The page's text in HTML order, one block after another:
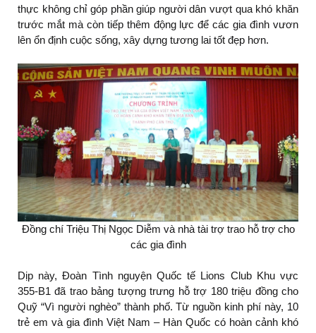
thực không chỉ góp phần giúp người dân vượt qua khó khăn
trước mắt mà còn tiếp thêm động lực để các gia đình vươn
lên ổn định cuộc sống, xây dựng tương lai tốt đẹp hơn.
Đồng chí Triệu Thị Ngọc Diễm và nhà tài trợ trao hỗ trợ cho
các gia đình
Dịp này, Đoàn Tình nguyện Quốc tế Lions Club Khu vực
355-B1 đã trao bảng tượng trưng hỗ trợ 180 triệu đồng cho
Quỹ “Vì người nghèo” thành phố. Từ nguồn kinh phí này, 10
trẻ em và gia đình Việt Nam – Hàn Quốc có hoàn cảnh khó